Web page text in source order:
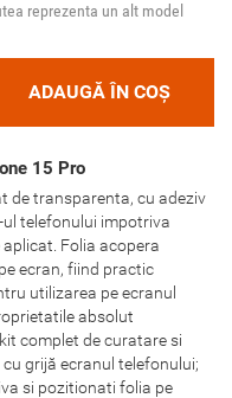
reprezenta un alt model
ADAUGĂ ÎN COȘ
15 Pro
de transparenta, cu adeziv
telefonului impotriva
Folia acopera
ecran, fiind practic
utilizarea pe ecranul
absolut
complet de curatare si
grijă ecranul telefonului;
si pozitionati folia pe